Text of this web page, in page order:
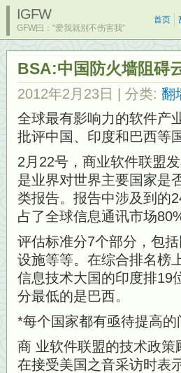
IGFW
GFW曰：“爱我就别不伤害我”
首页
BSA:中国防火墙阻碍
2012年2月23日 | 分类: 翻
全球最有影响力的软件产
批评中国、印度和巴西等
2月22号，商业软件联盟
是业界对世界主要国家是
类报告。报告中涉及到的
占了全球信息通讯市场
评估标准分7个部分，包
设施等等。在综合排名榜
信息技术大国的印度排19
分最低的是巴西。
*每个国家都有亟待提高的
商 业软件联盟的技术政策
在接受美国之音采访时表